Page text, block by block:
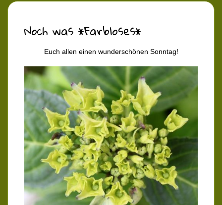
Noch was *Farbloses*
Euch allen einen wunderschönen Sonntag!